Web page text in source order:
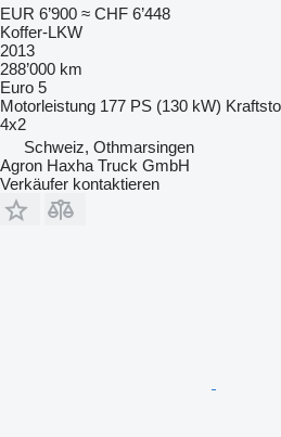
EUR 6’900 ≈ CHF 6’448
Koffer-LKW
2013
288’000 km
Euro 5
Motorleistung 177 PS (130 kW)
4x2
Schweiz, Othmarsingen
Agron Haxha Truck GmbH
Verkäufer kontaktieren